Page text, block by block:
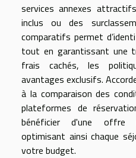
services annexes
inclus ou des
comparatifs permet
tout en garantissant une
frais cachés, les
avantages exclusifs.
à la comparaison des
plateformes de
bénéficier d'une offre
optimisant ainsi chaque
votre budget.